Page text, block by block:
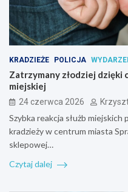
KRADZIEŻE POLICJA
Zatrzymany złodziej dzięki
miejskiej
24 czerwca 2026
Szybka reakcja służb miejskich
kradzieży w centrum miasta
sklepowej…
Czytaj dalej